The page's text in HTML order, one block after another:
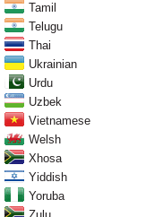
Tamil
Telugu
Thai
Ukrainian
Urdu
Uzbek
Vietnamese
Welsh
Xhosa
Yiddish
Yoruba